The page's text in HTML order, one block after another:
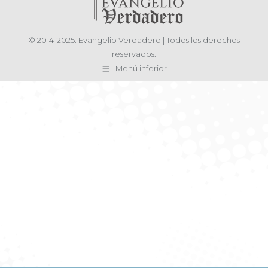
© 2014-2025. Evangelio Verdadero | Todos los derechos
reservados.
Menú inferior